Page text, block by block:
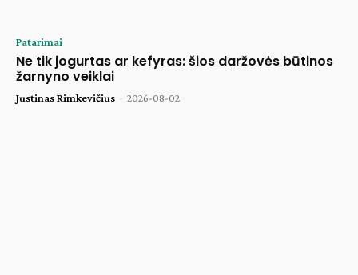
Patarimai
Ne tik jogurtas ar kefyras: šios daržovės būtinos
žarnyno veiklai
Justinas Rimkevičius - 2026-08-02